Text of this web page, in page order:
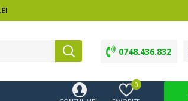
0748.436.832
0